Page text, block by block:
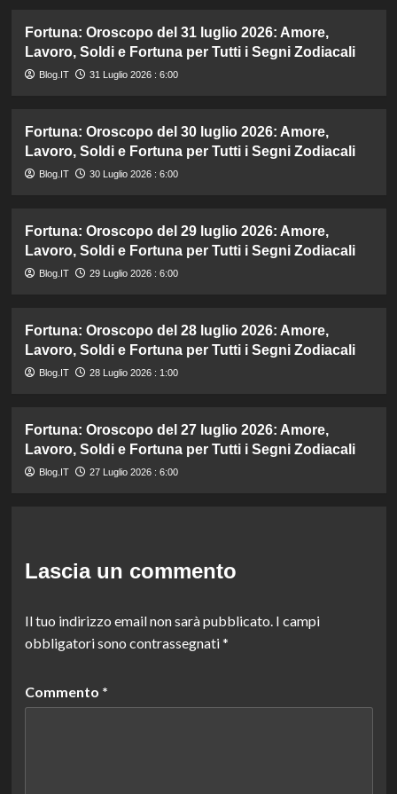
Fortuna: Oroscopo del 31 luglio 2026: Amore,
Lavoro, Soldi e Fortuna per Tutti i Segni Zodiacali
Blog.IT 31 Luglio 2026 : 6:00
Fortuna: Oroscopo del 30 luglio 2026: Amore,
Lavoro, Soldi e Fortuna per Tutti i Segni Zodiacali
Blog.IT 30 Luglio 2026 : 6:00
Fortuna: Oroscopo del 29 luglio 2026: Amore,
Lavoro, Soldi e Fortuna per Tutti i Segni Zodiacali
Blog.IT 29 Luglio 2026 : 6:00
Fortuna: Oroscopo del 28 luglio 2026: Amore,
Lavoro, Soldi e Fortuna per Tutti i Segni Zodiacali
Blog.IT 28 Luglio 2026 : 1:00
Fortuna: Oroscopo del 27 luglio 2026: Amore,
Lavoro, Soldi e Fortuna per Tutti i Segni Zodiacali
Blog.IT 27 Luglio 2026 : 6:00
Lascia un commento
Il tuo indirizzo email non sarà pubblicato. I campi
obbligatori sono contrassegnati*
Commento *